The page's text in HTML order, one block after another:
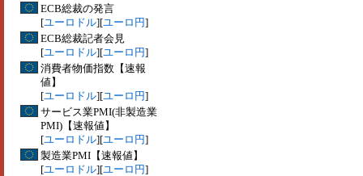
ECB総裁の発言
[ユーロドル][ユーロ円]
ECB総裁記者会見
[ユーロドル][ユーロ円]
消費者物価指数【速報
値】
[ユーロドル][ユーロ円]
サービス業PMI(非製造業
PMI)【速報値】
[ユーロドル][ユーロ円]
製造業PMI【速報値】
[ユーロドル][ユーロ円]